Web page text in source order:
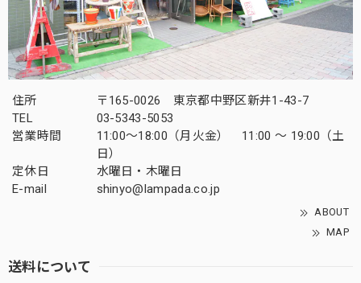
住所
〒165-0026 東京都中野区新井1-43-7
TEL
03-5343-5053
営業時間
11:00～18:00（月火金） 11:00 ～ 19:00（土
日）
定休日
水曜日・木曜日
E-mail
shinyo@lampada.co.jp
ABOUT
MAP
送料について